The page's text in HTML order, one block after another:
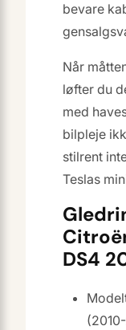
bevare
Når
løfter du
med
bilpleje
stilrent
Teslas
DS4